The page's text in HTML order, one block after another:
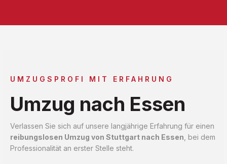
UMZUGSPROFI MIT ERFAHRUNG
Umzug nach Essen
Verlassen Sie sich auf unsere langjährige Erfahrung für einen
reibungslosen Umzug von Stuttgart nach Essen , bei dem
Professionalität an erster Stelle steht.